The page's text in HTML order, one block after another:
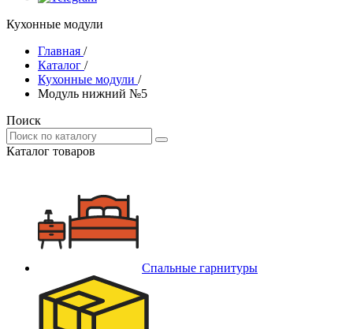
Кухонные модули
Главная /
Каталог /
Кухонные модули /
Модуль нижний №5
Поиск
Каталог товаров
Спальные гарнитуры